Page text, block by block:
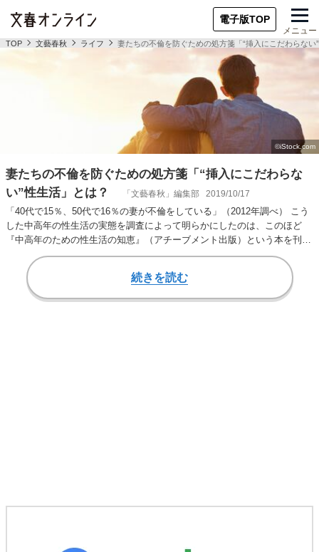
電子版TOP
メニュー
TOP 文藝春秋 ライフ 妻たちの不倫を防ぐための処方箋「“挿入にこだわらない
妻たちの不倫を防ぐための処方箋「“挿入にこだわらな
い”性生活」とは？
「文藝春秋」編集部 2019/10/17
「40代で15％、50代で16％の妻が不倫をしている」（2012年調べ） こう
した中高年の性生活の実態を調査によって明らかにしたのは、このほど
『中高年のための性生活の知恵』（アチーブメント出版）という本を刊行
した日本…
続きを読む